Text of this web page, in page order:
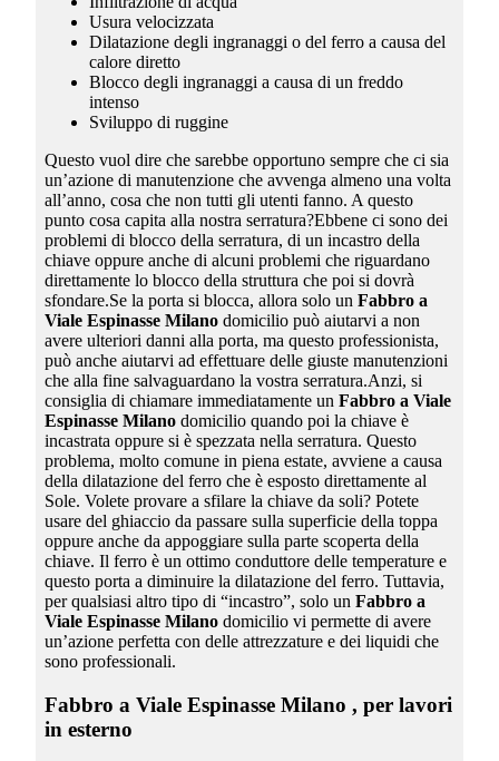
Usura velocizzata
Dilatazione degli ingranaggi o del ferro a causa del
calore diretto
Blocco degli ingranaggi a causa di un freddo
intenso
Sviluppo di ruggine
Questo vuol dire che sarebbe opportuno sempre che ci sia
un’azione di manutenzione che avvenga almeno una volta
all’anno, cosa che non tutti gli utenti fanno. A questo
punto cosa capita alla nostra serratura?Ebbene ci sono dei
problemi di blocco della serratura, di un incastro della
chiave oppure anche di alcuni problemi che riguardano
direttamente lo blocco della struttura che poi si dovrà
sfondare.Se la porta si blocca, allora solo un Fabbro a
Viale Espinasse Milanodomicilio può aiutarvi a non
avere ulteriori danni alla porta, ma questo professionista,
può anche aiutarvi ad effettuare delle giuste manutenzioni
che alla fine salvaguardano la vostra serratura.Anzi, si
consiglia di chiamare immediatamente un Fabbro a Viale
Espinasse Milanodomicilio quando poi la chiave è
incastrata oppure si è spezzata nella serratura. Questo
problema, molto comune in piena estate, avviene a causa
della dilatazione del ferro che è esposto direttamente al
Sole. Volete provare a sfilare la chiave da soli? Potete
usare del ghiaccio da passare sulla superficie della toppa
oppure anche da appoggiare sulla parte scoperta della
chiave. Il ferro è un ottimo conduttore delle temperature e
questo porta a diminuire la dilatazione del ferro. Tuttavia,
per qualsiasi altro tipo di “incastro”, solo un Fabbro a
Viale Espinasse Milanodomicilio vi permette di avere
un’azione perfetta con delle attrezzature e dei liquidi che
sono professionali.
Fabbro a Viale Espinasse Milano , per lavori
in esterno